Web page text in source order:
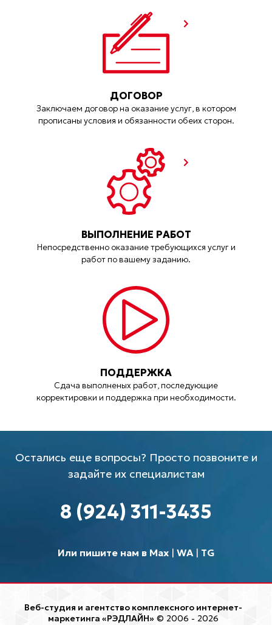
ДОГОВОР
Заключаем договор на оказание услуг, в котором
прописаны условия и обязанности обеих сторон.
ВЫПОЛНЕНИЕ РАБОТ
Непосредственно оказание требующихся услуг и
работ по вашему заданию.
ПОДДЕРЖКА
Сдача выполненых работ, последующие
корректировки и поддержка при необходимости.
Остались еще вопросы? Просто позвоните и
задайте их специалистам
8 (924) 311-3435
Или пишите нам в Max| WA| TG
Веб-студия и агентство комплексного интернет-
маркетинга «РЭДЛАЙН» © 2006 - 2026